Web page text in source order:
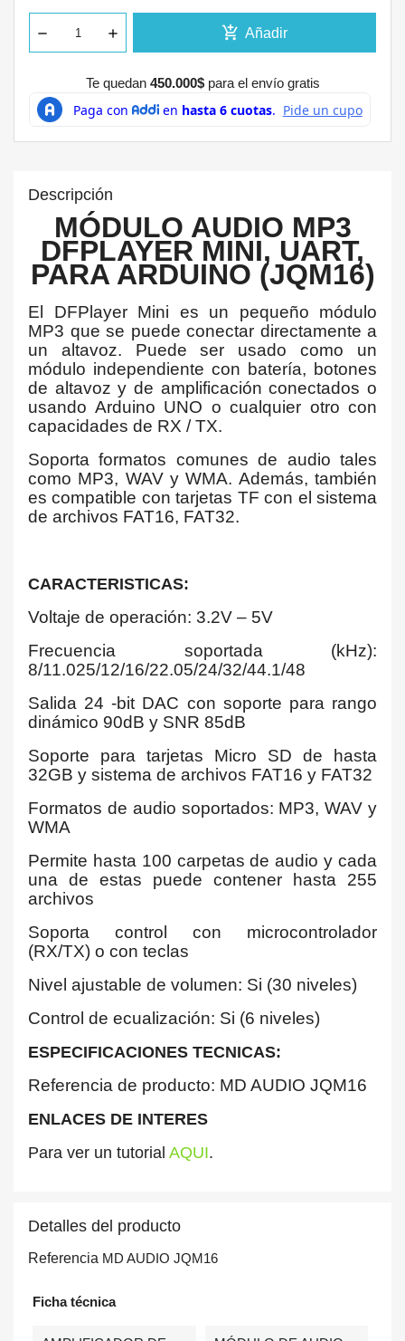
add_shopping_cart Añadir
Te quedan 450.000$para el envío gratis
Descripción
MÓDULO AUDIO MP3
DFPLAYER MINI, UART,
PARA ARDUINO (JQM16)
El DFPlayer Mini es un pequeño módulo
MP3 que se puede conectar directamente a
un altavoz. Puede ser usado como un
módulo independiente con batería, botones
de altavoz y de amplificación conectados o
usando Arduino UNO o cualquier otro con
capacidades de RX / TX.
Soporta formatos comunes de audio tales
como MP3, WAV y WMA. Además, también
es compatible con tarjetas TF con el sistema
de archivos FAT16, FAT32.
CARACTERISTICAS:
Voltaje de operación: 3.2V – 5V
Frecuencia soportada (kHz):
8/11.025/12/16/22.05/24/32/44.1/48
Salida 24 -bit DAC con soporte para rango
dinámico 90dB y SNR 85dB
Soporte para tarjetas Micro SD de hasta
32GB y sistema de archivos FAT16 y FAT32
Formatos de audio soportados: MP3, WAV y
WMA
Permite hasta 100 carpetas de audio y cada
una de estas puede contener hasta 255
archivos
Soporta control con microcontrolador
(RX/TX) o con teclas
Nivel ajustable de volumen: Si (30 niveles)
Control de ecualización: Si (6 niveles)
ESPECIFICACIONES TECNICAS:
Referencia de producto: MD AUDIO JQM16
ENLACES DE INTERES
Para ver un tutorial AQUI.
Detalles del producto
Referencia MD AUDIO JQM16
Ficha técnica